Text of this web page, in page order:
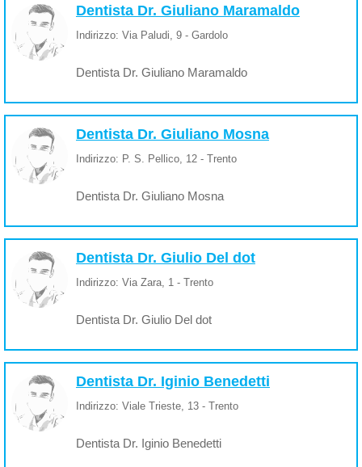
Dentista Dr. Giuliano Maramaldo
Indirizzo: Via Paludi, 9 - Gardolo
Dentista Dr. Giuliano Maramaldo
Dentista Dr. Giuliano Mosna
Indirizzo: P. S. Pellico, 12 - Trento
Dentista Dr. Giuliano Mosna
Dentista Dr. Giulio Del dot
Indirizzo: Via Zara, 1 - Trento
Dentista Dr. Giulio Del dot
Dentista Dr. Iginio Benedetti
Indirizzo: Viale Trieste, 13 - Trento
Dentista Dr. Iginio Benedetti